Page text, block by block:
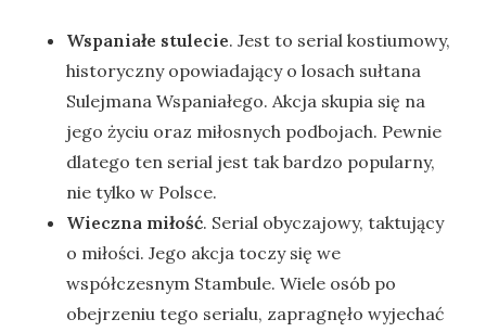
Wspaniałe stulecie. Jest to serial kostiumowy,
historyczny opowiadający o losach sułtana
Sulejmana Wspaniałego. Akcja skupia się na
jego życiu oraz miłosnych podbojach. Pewnie
dlatego ten serial jest tak bardzo popularny,
nie tylko w Polsce.
Wieczna miłość. Serial obyczajowy, taktujący
o miłości. Jego akcja toczy się we
współczesnym Stambule. Wiele osób po
obejrzeniu tego serialu, zapragnęło wyjechać